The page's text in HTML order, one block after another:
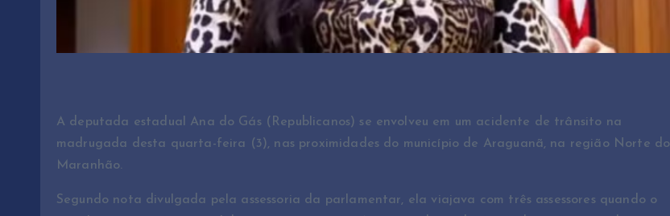
A deputada estadual Ana do Gás (Republicanos) se envolveu em um acidente de trânsito na
madrugada desta quarta-feira (3), nas proximidades do município de Araguanã, na região Norte do
Maranhão.
Segundo nota divulgada pela assessoria da parlamentar, ela viajava com três assessores quando o